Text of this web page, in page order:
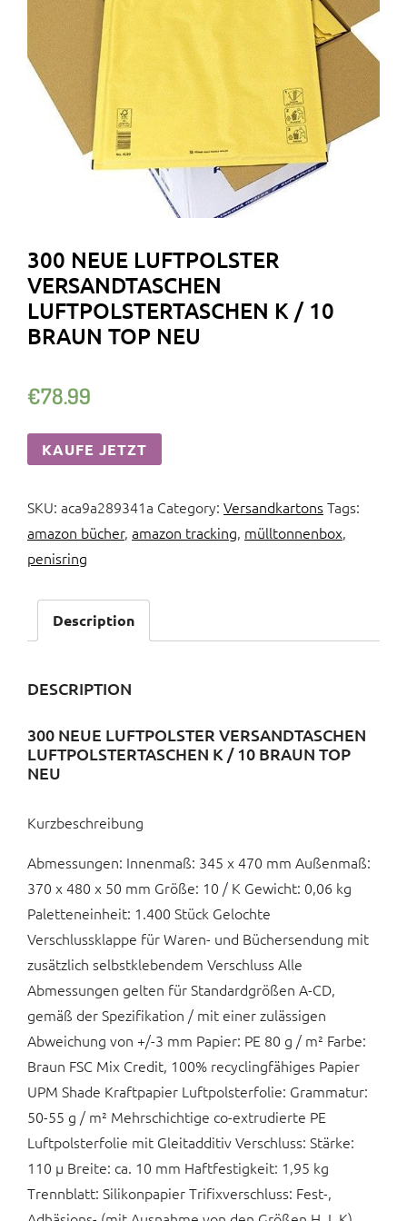
300 NEUE LUFTPOLSTER
VERSANDTASCHEN
LUFTPOLSTERTASCHEN K / 10
BRAUN TOP NEU
€78.99
KAUFE JETZT
SKU: aca9a289341a Category: VersandkartonsTags:
amazon bücher, amazon tracking, mülltonnenbox,
penisring
Description
DESCRIPTION
300 NEUE LUFTPOLSTER VERSANDTASCHEN
LUFTPOLSTERTASCHEN K / 10 BRAUN TOP
NEU
Kurzbeschreibung
Abmessungen: Innenmaß: 345 x 470 mm Außenmaß:
370 x 480 x 50 mm Größe: 10 / K Gewicht: 0,06 kg
Paletteneinheit: 1.400 Stück Gelochte
Verschlussklappe für Waren- und Büchersendung mit
zusätzlich selbstklebendem Verschluss Alle
Abmessungen gelten für Standardgrößen A-CD,
gemäß der Spezifikation / mit einer zulässigen
Abweichung von +/-3 mm Papier: PE 80 g / m² Farbe:
Braun FSC Mix Credit, 100% recyclingfähiges Papier
UPM Shade Kraftpapier Luftpolsterfolie: Grammatur:
50-55 g / m² Mehrschichtige co-extrudierte PE
Luftpolsterfolie mit Gleitadditiv Verschluss: Stärke:
110 µ Breite: ca. 10 mm Haftfestigkeit: 1,95 kg
Trennblatt: Silikonpapier Trifixverschluss: Fest-,